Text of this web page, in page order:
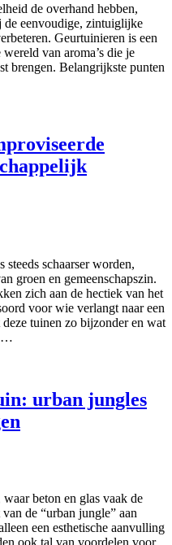
de overhand hebben,
de eenvoudige, zintuiglijke
Geurtuinieren is een
van aroma’s die je
brengen. Belangrijkste punten
schaarser worden,
groen en gemeenschapszin.
zich aan de hectiek van het
voor wie verlangt naar een
tuinen zo bijzonder en wat
…
urban jungles
beton en glas vaak de
de “urban jungle” aan
een esthetische aanvulling